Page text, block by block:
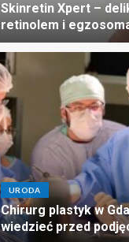
Skinretin Xpert –
retinolem i
URODA
Chirurg plastyk w
wiedzieć przed